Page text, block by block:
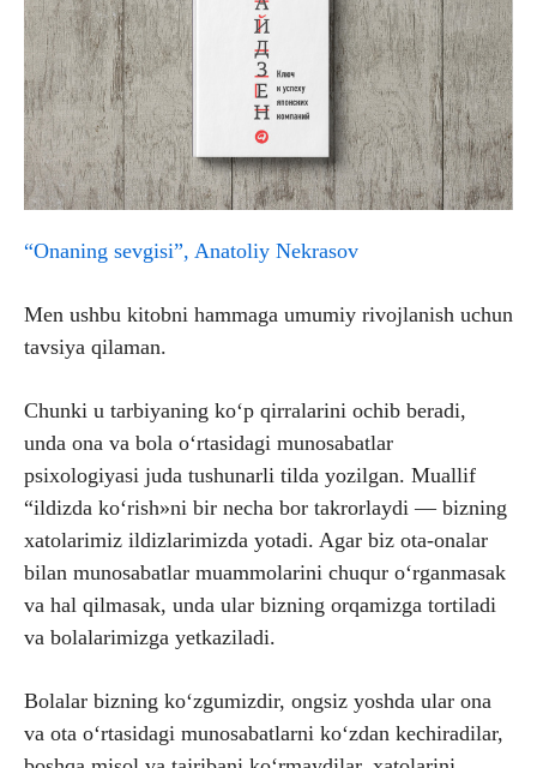
“Onaning sevgisi”, Anatoliy Nekrasov
Men ushbu kitobni hammaga umumiy rivojlanish uchun
tavsiya qilaman.
Chunki u tarbiyaning ko‘p qirralarini ochib beradi,
unda ona va bola o‘rtasidagi munosabatlar
psixologiyasi juda tushunarli tilda yozilgan. Muallif
“ildizda ko‘rish»ni bir necha bor takrorlaydi — bizning
xatolarimiz ildizlarimizda yotadi. Agar biz ota-onalar
bilan munosabatlar muammolarini chuqur o‘rganmasak
va hal qilmasak, unda ular bizning orqamizga tortiladi
va bolalarimizga yetkaziladi.
Bolalar bizning ko‘zgumizdir, ongsiz yoshda ular ona
va ota o‘rtasidagi munosabatlarni ko‘zdan kechiradilar,